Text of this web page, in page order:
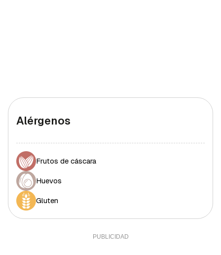
Alérgenos
Frutos de cáscara
Huevos
Gluten